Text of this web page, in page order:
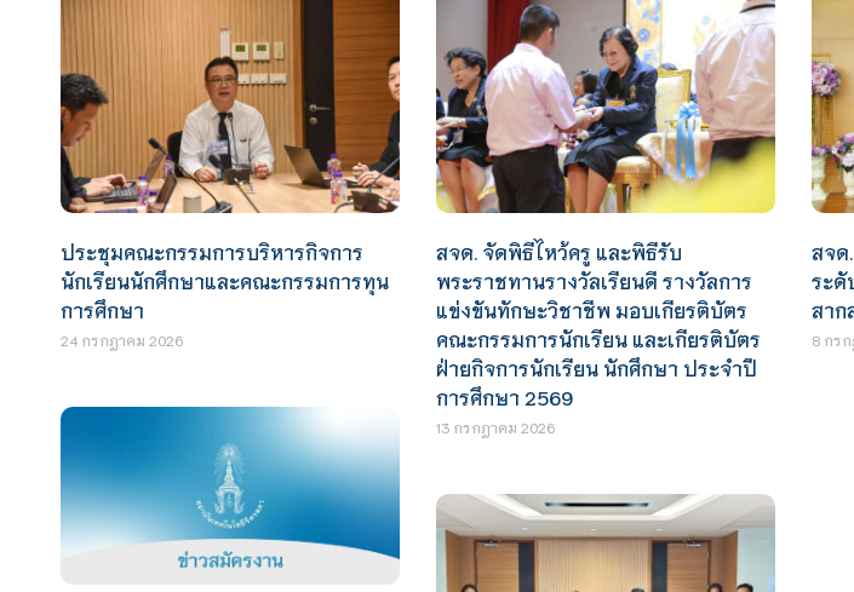
ประชุมคณะกรรมการบริหารกิจการ
นักเรียนนักศึกษาและคณะกรรมการทุน
การศึกษา
24 กรกฎาคม 2026
สจด. จัดพิธีไหว้ครู และพิธีรับ
พระราชทานรางวัลเรียนดี รางวัลการ
แข่งขันทักษะวิชาชีพ มอบเกียรติบัตร
คณะกรรมการนักเรียน และเกียรติบัตร
ฝ่ายกิจการนักเรียน นักศึกษา ประจำปี
การศึกษา 2569
13 กรกฎาคม 2026
สจด
ระดั
สาก
8 กร